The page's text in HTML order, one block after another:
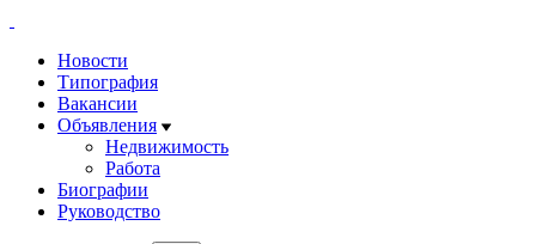
Новости
Типография
Вакансии
Объявления
Недвижимость
Работа
Биографии
Руководство